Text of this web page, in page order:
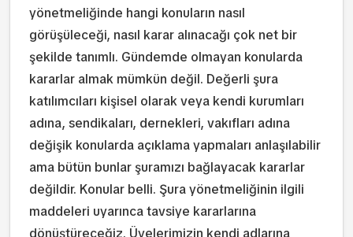
yönetmeliğinde hangi konuların nasıl
görüşüleceği, nasıl karar alınacağı çok net bir
şekilde tanımlı. Gündemde olmayan konularda
kararlar almak mümkün değil. Değerli şura
katılımcıları kişisel olarak veya kendi kurumları
adına, sendikaları, dernekleri, vakıfları adına
değişik konularda açıklama yapmaları anlaşılabilir
ama bütün bunlar şuramızı bağlayacak kararlar
değildir. Konular belli. Şura yönetmeliğinin ilgili
maddeleri uyarınca tavsiye kararlarına
dönüştüreceğiz. Üyelerimizin kendi adlarına